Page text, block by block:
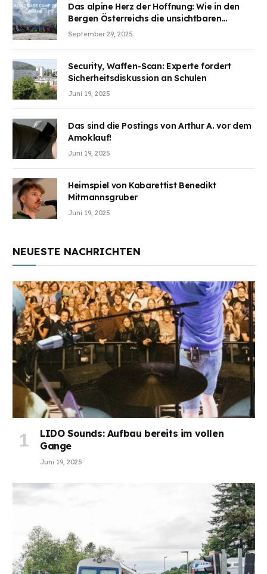
Das alpine Herz der Hoffnung: Wie in den
Bergen Österreichs die unsichtbaren
Wunden des Kriegesheilen
September 29, 2025
Security, Waffen-Scan: Experte fordert
Sicherheitsdiskussion an Schulen
Juni 19, 2025
Das sind die Postings von Arthur A. vor dem
Amoklauf!
Juni 19, 2025
Heimspiel von Kabarettist Benedikt
Mitmannsgruber
Juni 19, 2025
NEUESTE NACHRICHTEN
LIDO Sounds: Aufbau bereits im vollen
Gange
Juni 19, 2025